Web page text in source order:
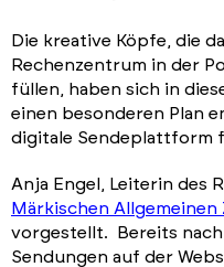
Die kreative Köpfe, die
Rechenzentrum in der
füllen, haben sich in
einen besonderen Plan
digitale Sendeplattform
Anja Engel, Leiterin des
Märkischen Allgemeinen
vorgestellt. Bereits
Sendungen auf der